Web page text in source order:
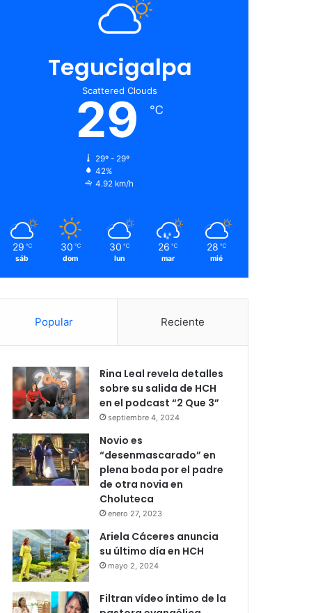
Tegucigalpa
Scattered Clouds
29 ℃
29º - 29º
42%
4.92 km/h
29 ℃
sáb
30 ℃
dom
30 ℃
lun
26 ℃
mar
28 ℃
mié
Popular Reciente
Rina Leal revela detalles
sobre su salida de HCH
en el podcast “2 Que 3”
septiembre 4, 2024
Novio es
“desenmascarado” en
plena boda por el padre
de otra novia en
Choluteca
enero 27, 2023
Ariela Cáceres anuncia
su último día en HCH
mayo 2, 2024
Filtran vídeo íntimo de la